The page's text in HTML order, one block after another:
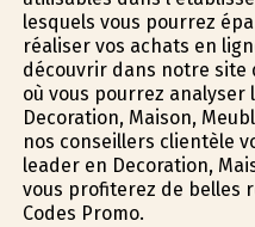
lesquels vous pourrez
réaliser vos achats en
découvrir dans notre site
où vous pourrez
Decoration, Maison,
nos conseillers clientèle
leader en Decoration,
vous profiterez de belles
Codes Promo.